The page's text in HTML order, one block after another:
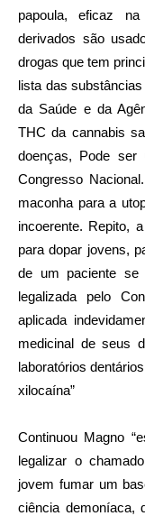
papoula, eficaz
derivados são
drogas que tem
lista das
da Saúde e da
THC da cannabis
doenças, Pode ser
Congresso
maconha para a
incoerente. Repito,
para dopar jovens,
de um paciente se
legalizada pelo
aplicada
medicinal de seus
laboratórios
xilocaína”
Continuou Magno
legalizar o
jovem fumar um
ciência demoníaca,